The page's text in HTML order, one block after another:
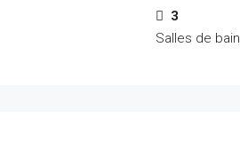
3
Salles de bain